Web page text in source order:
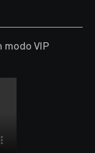
modo VIP